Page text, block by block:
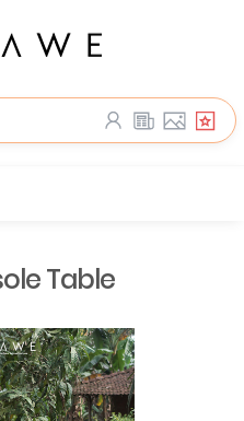
Table